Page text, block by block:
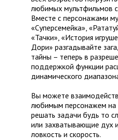
любимых мультфильмов
Вместе с персонажами
«Суперсемейка»,
«Тачки», «История
Дори» разгадывайте
тайны – теперь в
поддержкой функции
динамического
Вы можете
любимым персонажем на
решать задачи будь то
или захватывающие дух
ловкость и скорость.